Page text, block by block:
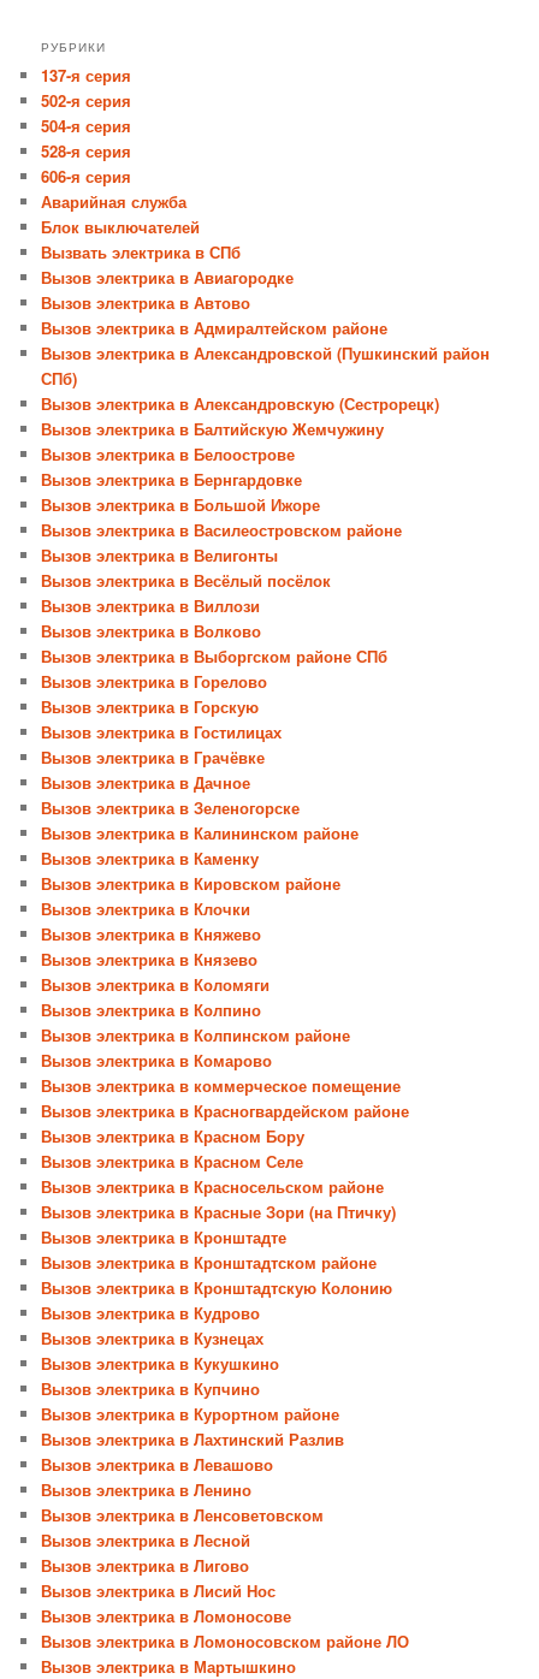
РУБРИКИ
137-я серия
502-я серия
504-я серия
528-я серия
606-я серия
Аварийная служба
Блок выключателей
Вызвать электрика в СПб
Вызов электрика в Авиагородке
Вызов электрика в Автово
Вызов электрика в Адмиралтейском районе
Вызов электрика в Александровской (Пушкинский район
СПб)
Вызов электрика в Александровскую (Сестрорецк)
Вызов электрика в Балтийскую Жемчужину
Вызов электрика в Белоострове
Вызов электрика в Бернгардовке
Вызов электрика в Большой Ижоре
Вызов электрика в Василеостровском районе
Вызов электрика в Велигонты
Вызов электрика в Весёлый посёлок
Вызов электрика в Виллози
Вызов электрика в Волково
Вызов электрика в Выборгском районе СПб
Вызов электрика в Горелово
Вызов электрика в Горскую
Вызов электрика в Гостилицах
Вызов электрика в Грачёвке
Вызов электрика в Дачное
Вызов электрика в Зеленогорске
Вызов электрика в Калининском районе
Вызов электрика в Каменку
Вызов электрика в Кировском районе
Вызов электрика в Клочки
Вызов электрика в Княжево
Вызов электрика в Князево
Вызов электрика в Коломяги
Вызов электрика в Колпино
Вызов электрика в Колпинском районе
Вызов электрика в Комарово
Вызов электрика в коммерческое помещение
Вызов электрика в Красногвардейском районе
Вызов электрика в Красном Бору
Вызов электрика в Красном Селе
Вызов электрика в Красносельском районе
Вызов электрика в Красные Зори (на Птичку)
Вызов электрика в Кронштадте
Вызов электрика в Кронштадтском районе
Вызов электрика в Кронштадтскую Колонию
Вызов электрика в Кудрово
Вызов электрика в Кузнецах
Вызов электрика в Кукушкино
Вызов электрика в Купчино
Вызов электрика в Курортном районе
Вызов электрика в Лахтинский Разлив
Вызов электрика в Левашово
Вызов электрика в Ленино
Вызов электрика в Ленсоветовском
Вызов электрика в Лесной
Вызов электрика в Лигово
Вызов электрика в Лисий Нос
Вызов электрика в Ломоносове
Вызов электрика в Ломоносовском районе ЛО
Вызов электрика в Мартышкино